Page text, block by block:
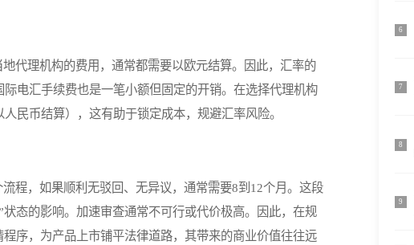
理机构的费用，通常都需要以欧元结算。因此，汇率的
电汇手续费也是一笔小额但固定的开销。在选择代理机构
民币结算），这有助于锁定成本，规避汇率风险。
，如果顺利无驳回、无异议，通常需要8到12个月。这段
态的影响。加速审查通常不可行或代价极高。因此，在规
序，为产品上市铺平法律道路，其带来的商业价值往往远
6
7
8
9